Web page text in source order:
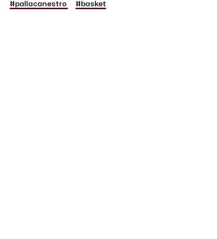
#pallacanestro #basket